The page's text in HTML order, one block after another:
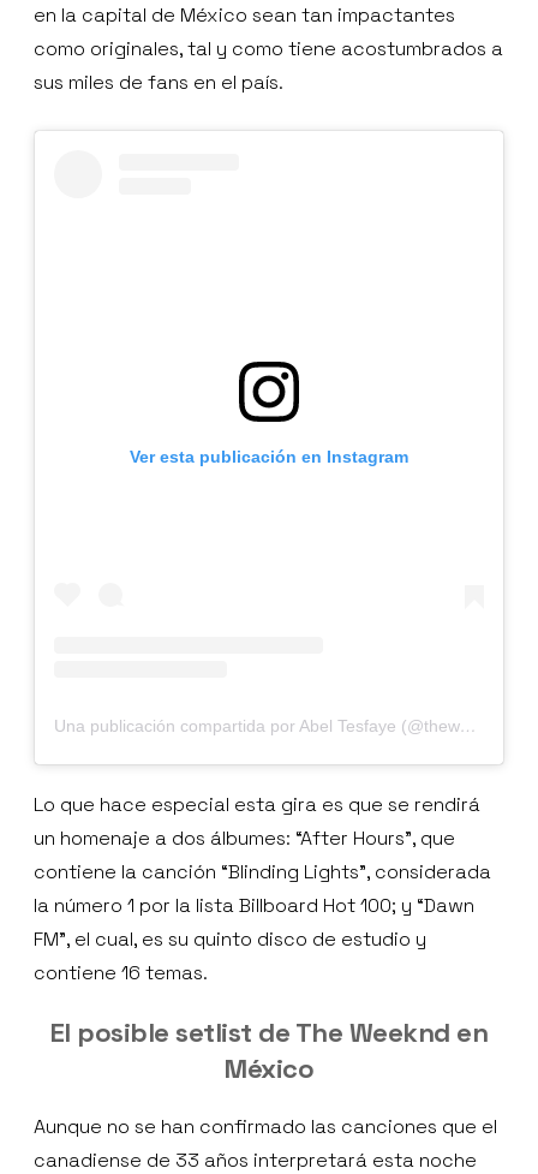
en la capital de México sean tan impactantes
como originales, tal y como tiene acostumbrados a
sus miles de fans en el país.
Ver esta publicación en Instagram
Una publicación compartida por Abel Tesfaye (@theweeknd)
Lo que hace especial esta gira es que se rendirá
un homenaje a dos álbumes: “After Hours”, que
contiene la canción “Blinding Lights”, considerada
la número 1 por la lista Billboard Hot 100; y “Dawn
FM”, el cual, es su quinto disco de estudio y
contiene 16 temas.
El posible setlist de The Weeknd en
México
Aunque no se han confirmado las canciones que el
canadiense de 33 años interpretará esta noche